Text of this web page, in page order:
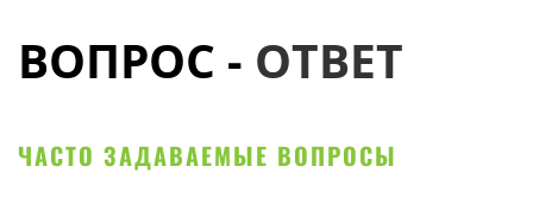
ВОПРОС - ОТВЕТ
ЧАСТО ЗАДАВАЕМЫЕ ВОПРОСЫ